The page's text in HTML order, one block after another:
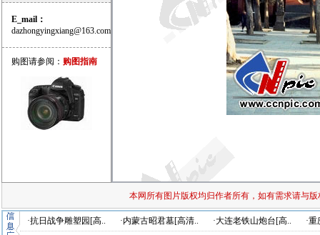
E_mail：
dazhongyingxiang@163.com
购图请参阅： 购图指南
本网所有图片版权均归作者所有，如有需求请与
·抗日战争雕塑园[高.. ·内蒙古昭君墓[高清.. ·大连老铁山炮台[高..
·